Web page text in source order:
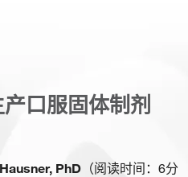
口服固体制剂
PhD （阅读时间：6分